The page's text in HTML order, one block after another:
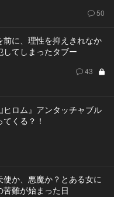
50
前に、理性を抑えきれなか
してしまったタブー
43
ヒロム』アンタッチャブル
くる？！
使か、悪魔か？とある女に
苦難が始まった日